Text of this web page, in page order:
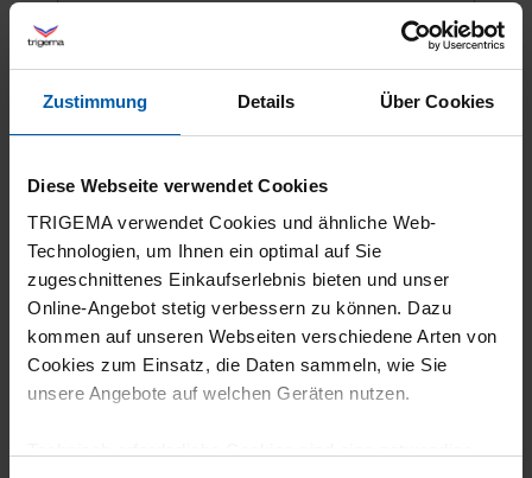
Zustimmung Details Über Cookies
Diese Webseite verwendet Cookies
TRIGEMA verwendet Cookies und ähnliche Web-
Technologien, um Ihnen ein optimal auf Sie
zugeschnittenes Einkaufserlebnis bieten und unser
Online-Angebot stetig verbessern zu können. Dazu
kommen auf unseren Webseiten verschiedene Arten von
Cookies zum Einsatz, die Daten sammeln, wie Sie
unsere Angebote auf welchen Geräten nutzen.
Angefragte Menge *
Mehrzeiliger Text